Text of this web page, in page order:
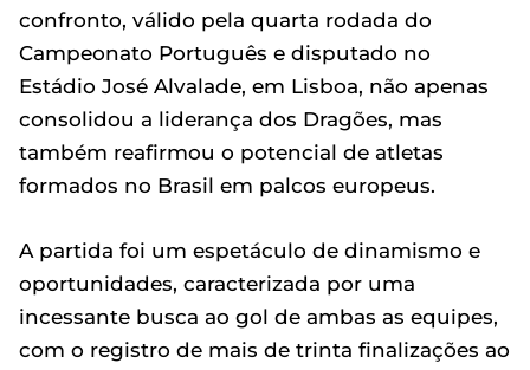
confronto, válido pela quarta rodada do
Campeonato Português e disputado no
Estádio José Alvalade, em Lisboa, não apenas
consolidou a liderança dos Dragões, mas
também reafirmou o potencial de atletas
formados no Brasil em palcos europeus.
A partida foi um espetáculo de dinamismo e
oportunidades, caracterizada por uma
incessante busca ao gol de ambas as equipes,
com o registro de mais de trinta finalizações ao